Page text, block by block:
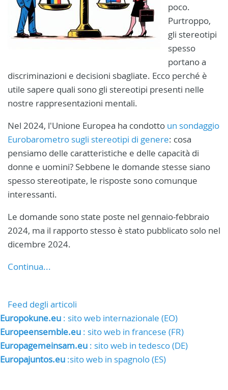
poco.
Purtroppo,
gli stereotipi
spesso
portano a
discriminazioni e decisioni sbagliate. Ecco perché è
utile sapere quali sono gli stereotipi presenti nelle
nostre rappresentazioni mentali.
Nel 2024, l'Unione Europea ha condotto un sondaggio
Eurobarometro sugli stereotipi di genere: cosa
pensiamo delle caratteristiche e delle capacità di
donne e uomini? Sebbene le domande stesse siano
spesso stereotipate, le risposte sono comunque
interessanti.
Le domande sono state poste nel gennaio-febbraio
2024, ma il rapporto stesso è stato pubblicato solo nel
dicembre 2024.
Continua...
Feed degli articoli
Europokune.eu : sito web internazionale (EO)
Europeensemble.eu : sito web in francese (FR)
Europagemeinsam.eu : sito web in tedesco (DE)
Europajuntos.eu :sito web in spagnolo (ES)